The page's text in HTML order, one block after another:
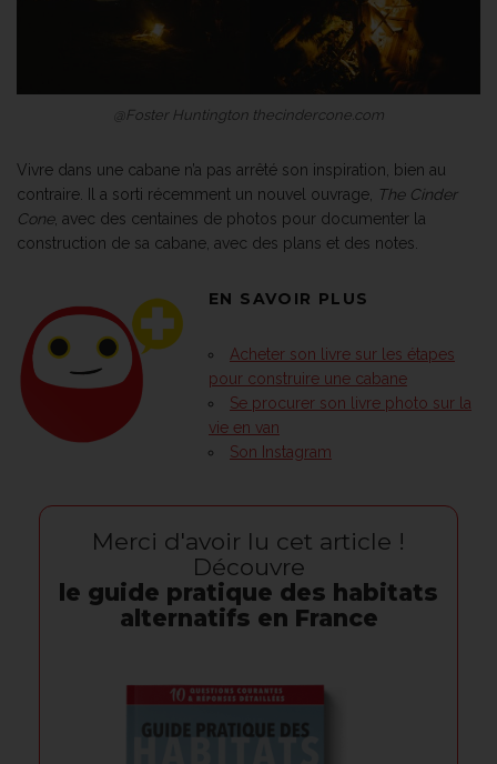
@Foster Huntington thecindercone.com
Vivre dans une cabane n’a pas arrêté son inspiration, bien au
contraire. Il a sorti récemment un nouvel ouvrage,
The Cinder
Cone, avec des centaines de photos pour documenter la
construction de sa cabane, avec des plans et des notes.
EN SAVOIR PLUS
Acheter son livre sur les étapes
pour construire une cabane
Se procurer son livre photo sur la
vie en van
Son Instagram
Merci d'avoir lu cet article !
Découvre
le guide pratique des habitats
alternatifs en France